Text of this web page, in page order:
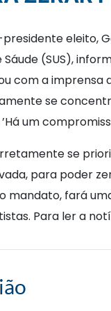
eleito,
(SUS),
com a imprensa
se
um
se
para poder
mandato, fará
Para ler a